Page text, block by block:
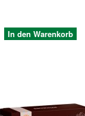
In den Warenkorb